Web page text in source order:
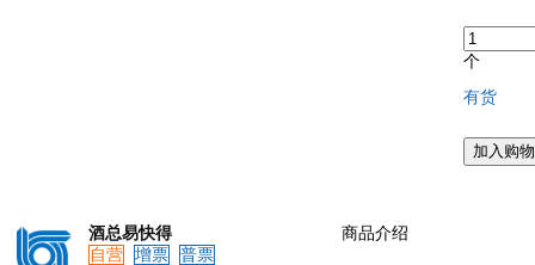
个
有货
加入购
酒总易快得
自营
增票 普票
商品介绍